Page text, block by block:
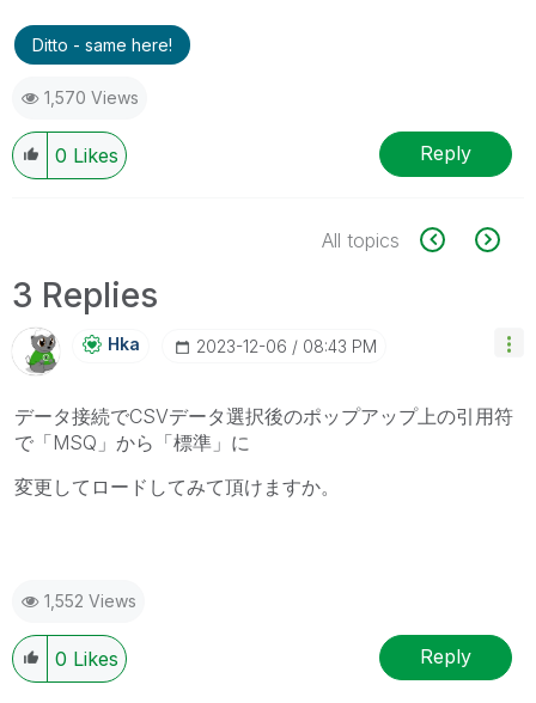
Ditto - same here!
1,570 Views
0 Likes Reply
All topics
3 Replies
Hka ‎2023-12-06 08:43 PM
データ接続でCSVデータ選択後のポップアップ上の引用符
で「MSQ」から「標準」に
変更してロードしてみて頂けますか。
1,552 Views
0 Likes Reply